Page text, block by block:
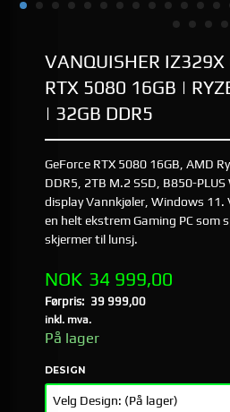
VANQUISHER IZ329X
RTX 5080 16GB |
| 32GB DDR5
GeForce RTX 5080 16GB, AMD
DDR5, 2TB M.2 SSD, B850-
display Vannkjøler, Windows 11.
en helt ekstrem Gaming PC som
skjermer til lunsj.
Tilbud
NOK 34 999,00
Førpris: 39 999,00
Rabatt
inkl. mva.
På lager
DESIGN